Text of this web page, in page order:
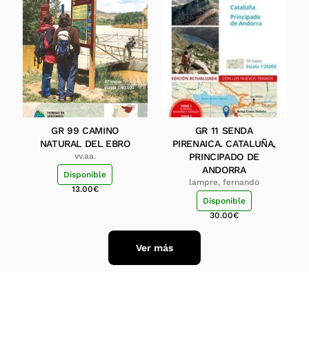
GR 99 CAMINO
NATURAL DEL EBRO
vv.aa.
Disponible
13.00€
GR 11 SENDA
PIRENAICA. CATALUÑA,
PRINCIPADO DE
ANDORRA
lampre, fernando
Disponible
30.00€
Ver más